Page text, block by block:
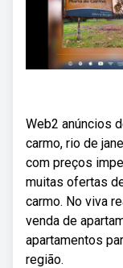
Web2 anúncios
carmo, rio de
com preços
muitas ofertas
carmo. No viva
venda de
apartamentos
região.